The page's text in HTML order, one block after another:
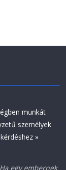
munkát
személyek
»
egy embernek